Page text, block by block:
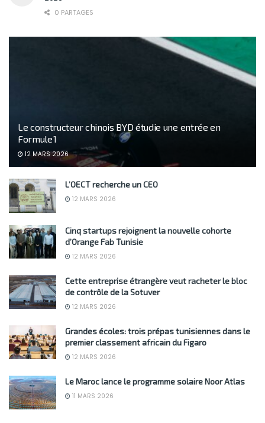
0 PARTAGES
Le constructeur chinois BYD étudie une entrée en
Formule 1
12 MARS 2026
L’OECT recherche un CEO
12 MARS 2026
Cinq startups rejoignent la nouvelle cohorte
d’Orange Fab Tunisie
12 MARS 2026
Cette entreprise étrangère veut racheter le bloc
de contrôle de la Sotuver
12 MARS 2026
Grandes écoles: trois prépas tunisiennes dans le
premier classement africain du Figaro
12 MARS 2026
Le Maroc lance le programme solaire Noor Atlas
11 MARS 2026